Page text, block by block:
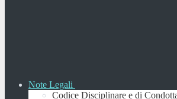
Note Legali
Codice Disciplinare e di